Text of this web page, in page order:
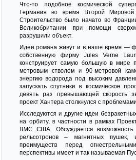
Что-то подобное космической
Германия во время Второй Мировой
Строительство было начато во
Великобритании при помощи
разрушили объект.
Идеи романа живут и в наше время —
собственную фирму Jules Verne
конструирует самую большую в мире
метровым стволом и 90-метровой
энергию водорода под высоким
запускать спутники в космическое
девять раз превышающей скорость
проект Хантера столкнулся с
Исследуются и другие идеи
на орбиту, в частности в рамках
ВМС США. Обсуждается возможность
рельсотронов – магнитных пушек,
преимуществ перед
перспективы имеет и так называемая